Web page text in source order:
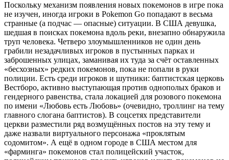
Поскольку механизм появления новых покемонов в игре пока
не изучен, иногда игроки в Pokemon Go попадают в весьма
странные (а подчас — опасные) ситуации. В США девушка,
шедшая в поисках покемона вдоль реки, внезапно обнаружила
труп человека. Четверо злоумышленников не один день
грабили незадачливых игроков в пустынных парках и
заброшенных улицах, заманивая их туда за счёт оставленных
«бесхозных» редких покемонов, пока не попали в руки
полиции. Есть среди игроков и шутники: баптистская церковь
Вестборо, активно выступающая против однополых браков и
гендерного равенства, стала локацией для розового покемона
по имени «Любовь есть Любовь» (очевидно, троллинг на тему
главного слогана баптистов). В соцсетях представители
церкви разместили ряд возмущённых постов на эту тему и
даже назвали виртуального персонажа «проклятым
содомитом». А ещё в одном городе в США местом для
«фарминга» покемонов стал полицейский участок,